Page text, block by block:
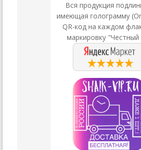
Вся продукция
имеющая голограмму
QR-код на каждом
маркировку "Честный